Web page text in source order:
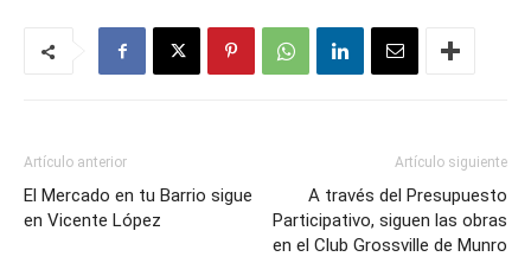
Artículo anterior
El Mercado en tu Barrio sigue
en Vicente López
Artículo siguiente
A través del Presupuesto
Participativo, siguen las obras
en el Club Grossville de Munro